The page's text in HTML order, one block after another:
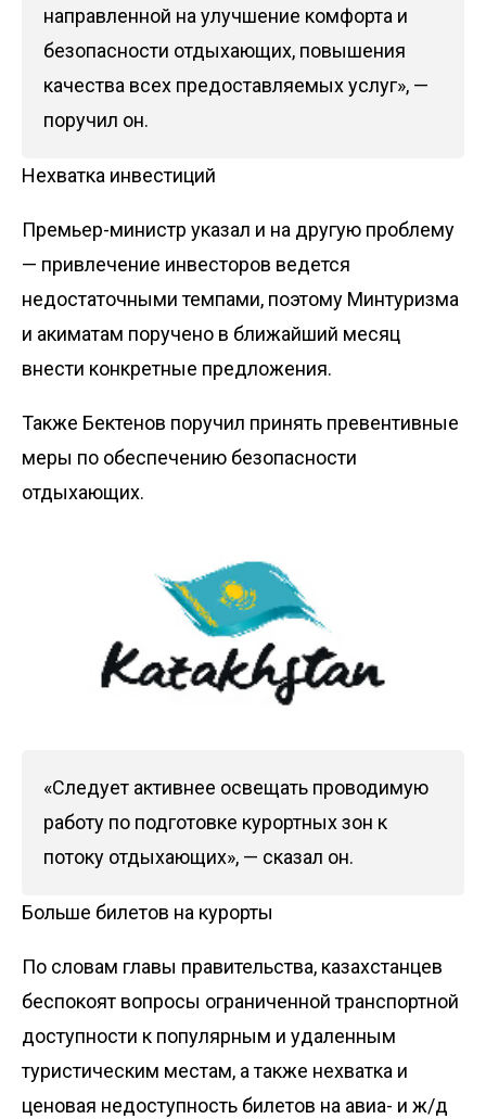
направленной на улучшение комфорта и
безопасности отдыхающих, повышения
качества всех предоставляемых услуг», —
поручил он.
Нехватка инвестиций
Премьер-министр указал и на другую проблему
— привлечение инвесторов ведется
недостаточными темпами, поэтому Минтуризма
и акиматам поручено в ближайший месяц
внести конкретные предложения.
Также Бектенов поручил принять превентивные
меры по обеспечению безопасности
отдыхающих.
«Следует активнее освещать проводимую
работу по подготовке курортных зон к
потоку отдыхающих», — сказал он.
Больше билетов на курорты
По словам главы правительства, казахстанцев
беспокоят вопросы ограниченной транспортной
доступности к популярным и удаленным
туристическим местам, а также нехватка и
ценовая недоступность билетов на авиа- и ж/д